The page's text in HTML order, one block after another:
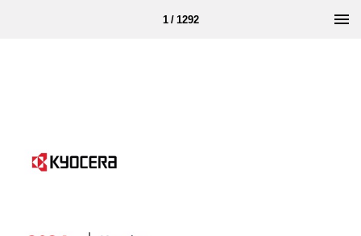
1 / 1292